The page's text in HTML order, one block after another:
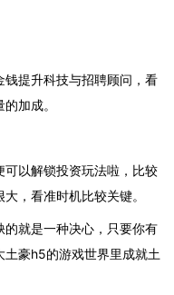
提升科技与招聘顾问，看
加成。
可以解锁投资玩法啦，比较
，看准时机比较关键。
就是一种决心，只要你有
豪h5的游戏世界里成就土